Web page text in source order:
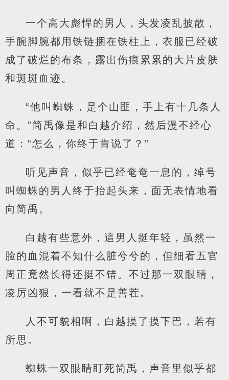
一个高大彪悍的男人，头发凌乱披散，
手腕脚腕都用铁链捆在铁柱上，衣服已经破
成了破烂的布条，露出伤痕累累的大片皮肤
和斑斑血迹。
“他叫蜘蛛，是个山匪，手上有十几条人
命。”简禹像是和白越介绍，然后漫不经心
道：“怎么，你终于肯说了？”
听见声音，似乎已经奄奄一息的，绰号
叫蜘蛛的男人终于抬起头来，面无表情地看
向简禹。
白越有些意外，這男人挺年轻，虽然一
脸的血混着不知什么脏兮兮的，但细看五官
周正竟然长得还挺不错。不过那一双眼睛，
凌厉凶狠，一看就不是善茬。
人不可貌相啊，白越摸了摸下巴，若有
所思。
蜘蛛一双眼睛盯死简禹，声音里似乎都